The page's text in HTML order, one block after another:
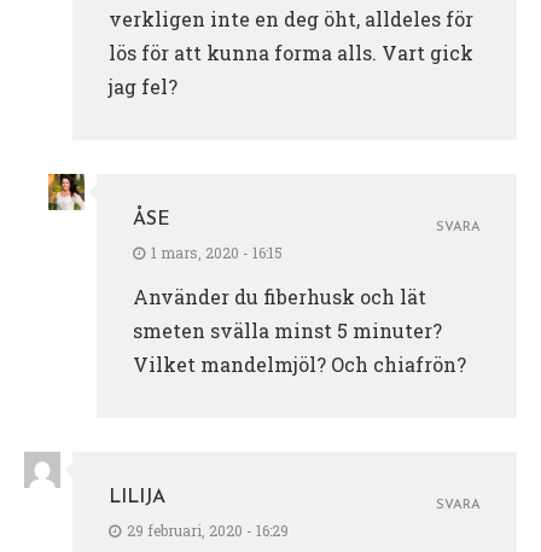
verkligen inte en deg öht, alldeles för
lös för att kunna forma alls. Vart gick
jag fel?
ÅSE
1 mars, 2020 - 16:15
Använder du fiberhusk och lät
smeten svälla minst 5 minuter?
Vilket mandelmjöl? Och chiafrön?
SVARA
LILIJA
29 februari, 2020 - 16:29
SVARA